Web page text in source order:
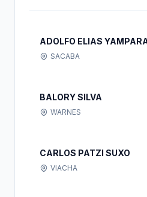
ADOLFO ELIAS
SACABA
BALORY SILVA
WARNES
CARLOS PATZI SUXO
VIACHA